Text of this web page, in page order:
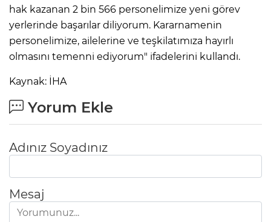
hak kazanan 2 bin 566 personelimize yeni görev
yerlerinde başarılar diliyorum. Kararnamenin
personelimize, ailelerine ve teşkilatımıza hayırlı
olmasını temenni ediyorum" ifadelerini kullandı.
Kaynak: İHA
Yorum Ekle
Adınız Soyadınız
Mesaj